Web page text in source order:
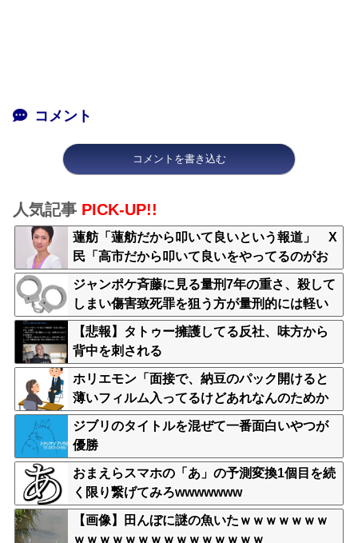
コメント
コメントを書き込む
人気記事 PICK-UP!!
蓮舫「蓮舫だから叩いて良いという報道」 X
民「高市だから叩いて良いをやってるのがお
前だろ」
ジャンポケ斉藤に見る量刑7年の重さ、殺して
しまい傷害致死罪を狙う方が量刑的には軽い
と話題
【悲報】タトゥー擁護してる反社、味方から
背中を刺される
ホリエモン「面接で、納豆のパック開けると
薄いフィルム入ってるけどあれなんのためか
教えてって聞くわけ」
ジブリのタイトルを混ぜて一番面白いやつが
優勝
おまえらスマホの「あ」の予測変換1個目を続
く限り繋げてみろwwwwwww
【画像】田んぼに謎の魚いたｗｗｗｗｗｗｗ
ｗｗｗｗｗｗｗｗｗｗｗｗｗｗｗ